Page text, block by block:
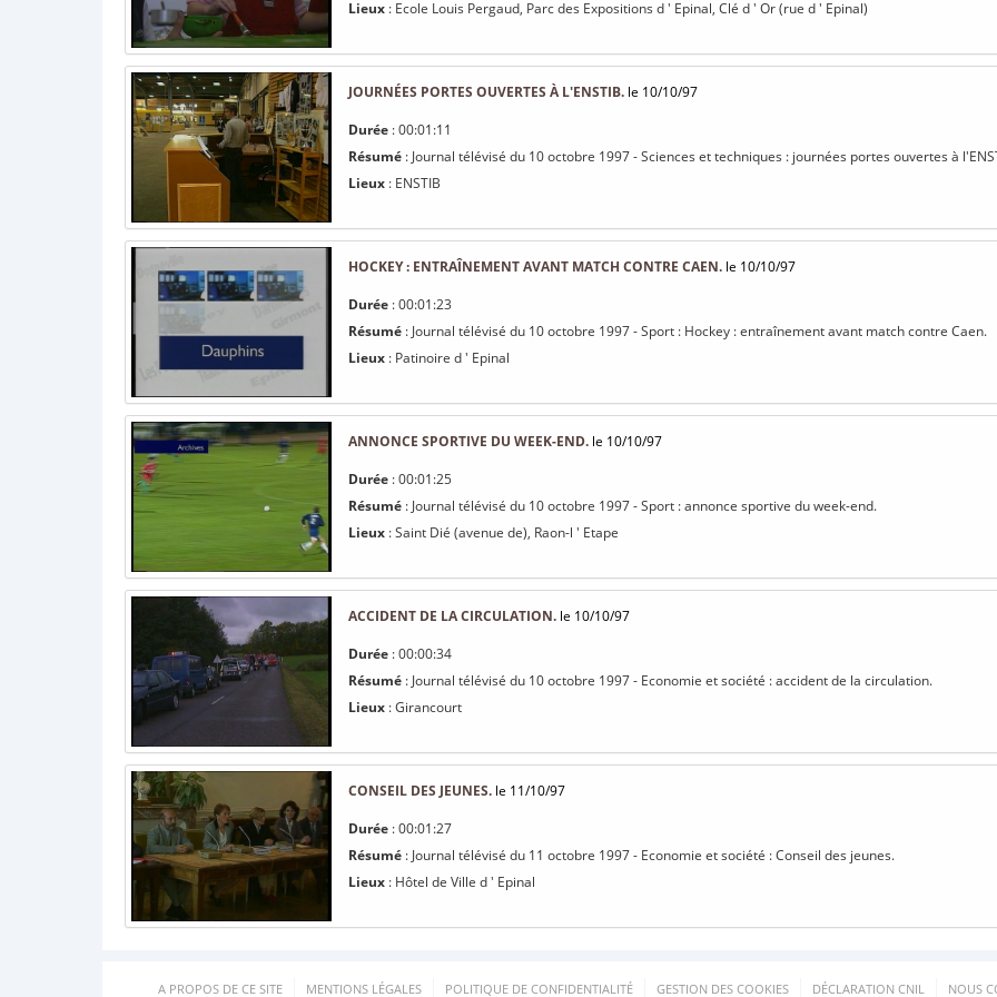
Lieux : Ecole Louis Pergaud, Parc des Expositions d ' Epinal, Clé d ' Or (rue d ' Epinal)
JOURNÉES PORTES OUVERTES À L'ENSTIB. le 10/10/97
Durée : 00:01:11
Résumé : Journal télévisé du 10 octobre 1997 - Sciences et techniques : journées portes ouvertes à
Lieux : ENSTIB
HOCKEY : ENTRAÎNEMENT AVANT MATCH CONTRE CAEN. le 10/10/97
Durée : 00:01:23
Résumé : Journal télévisé du 10 octobre 1997 - Sport : Hockey : entraînement avant match contre Caen.
Lieux : Patinoire d ' Epinal
ANNONCE SPORTIVE DU WEEK-END. le 10/10/97
Durée : 00:01:25
Résumé : Journal télévisé du 10 octobre 1997 - Sport : annonce sportive du week-end.
Lieux : Saint Dié (avenue de), Raon-l ' Etape
ACCIDENT DE LA CIRCULATION. le 10/10/97
Durée : 00:00:34
Résumé : Journal télévisé du 10 octobre 1997 - Economie et société : accident de la circulation.
Lieux : Girancourt
CONSEIL DES JEUNES. le 11/10/97
Durée : 00:01:27
Résumé : Journal télévisé du 11 octobre 1997 - Economie et société : Conseil des jeunes.
Lieux : Hôtel de Ville d ' Epinal
A PROPOS DE CE SITE MENTIONS LÉGALES POLITIQUE DE CONFIDENTIALITÉ GESTION DES COOKIES DÉCLARATION CNIL NOUS